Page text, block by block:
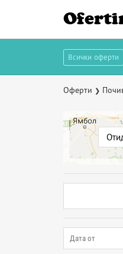
Всички оферти
Оферти ❯